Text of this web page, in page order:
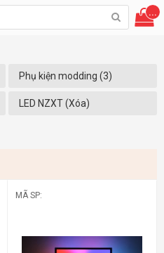
...
Phụ kiện modding (3)
LED NZXT (Xóa)
MÃ SP: